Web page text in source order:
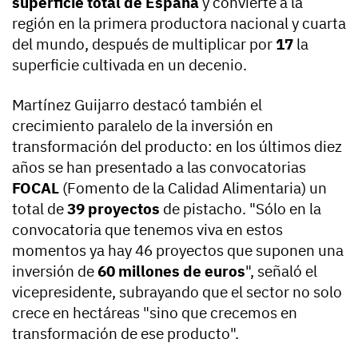
región en la primera productora nacional y cuarta
del mundo, después de multiplicar por 17 la
superficie cultivada en un decenio.
Martínez Guijarro destacó también el
crecimiento paralelo de la inversión en
transformación del producto: en los últimos diez
años se han presentado a las convocatorias
FOCAL (Fomento de la Calidad Alimentaria) un
total de39 proyectos de pistacho. "Sólo en la
convocatoria que tenemos viva en estos
momentos ya hay 46 proyectos que suponen una
inversión de60 millones de euros", señaló el
vicepresidente, subrayando que el sector no solo
crece en hectáreas "sino que crecemos en
transformación de ese producto".